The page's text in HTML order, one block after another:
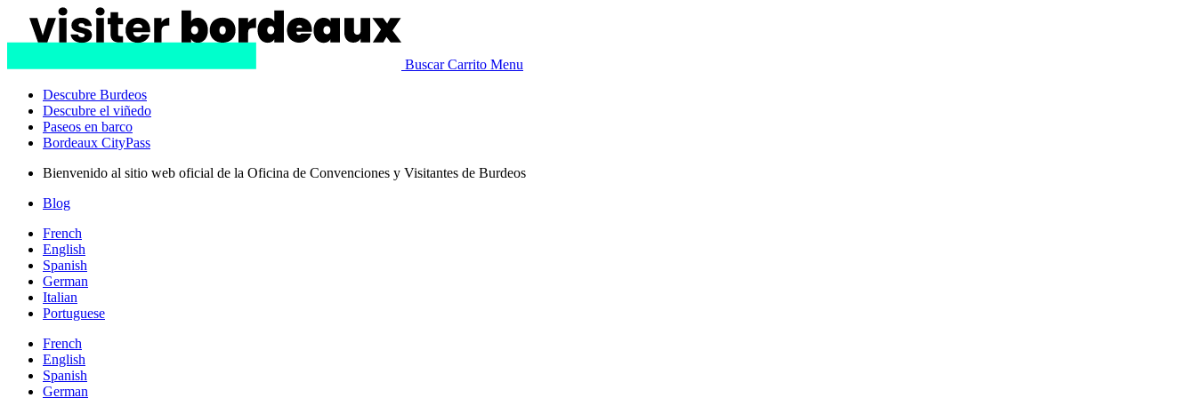
Buscar Carrito Menu
Descubre Burdeos
Descubre el viñedo
Paseos en barco
Bordeaux CityPass
Bienvenido al sitio web oficial de la Oficina de Convenciones y Visitantes de Burdeos
Blog
French
English
Spanish
German
Italian
Portuguese
French
English
Spanish
German